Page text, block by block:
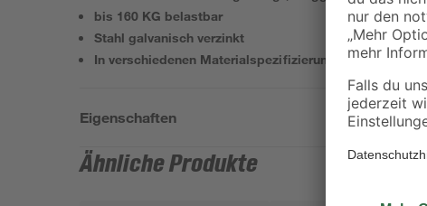
bis 160 KG belastbar
Stahl galvanisch verzinkt
In verschiedenen Materialspezifizierungen erhältlich
Eigenschaften
Ähnliche Produkte